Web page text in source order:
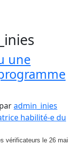
une
paradmin_inies
vérificateurs le 26 mai